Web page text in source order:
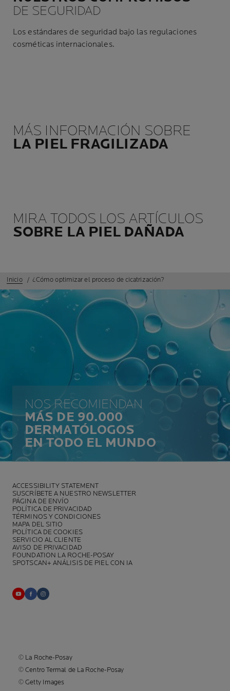
DE SEGURIDAD
Los estándares de seguridad bajo las regulaciones
cosméticas internacionales.
MÁS INFORMACIÓN SOBRE
LA PIEL FRAGILIZADA
MIRA TODOS LOS ARTÍCULOS
SOBRE LA PIEL DAÑADA
Inicio ¿Cómo optimizar el proceso de cicatrización?
NOS RECOMIENDAN
MÁS DE 90.000
DERMATÓLOGOS
EN TODO EL MUNDO
ACCESSIBILITY STATEMENT
SUSCRÍBETE A NUESTRO NEWSLETTER
PÁGINA DE ENVÍO
POLÍTICA DE PRIVACIDAD
TÉRMINOS Y CONDICIONES
MAPA DEL SITIO
POLÍTICA DE COOKIES
SERVICIO AL CLIENTE
AVISO DE PRIVACIDAD
FOUNDATION LA ROCHE-POSAY
SPOTSCAN+ ANÁLISIS DE PIEL CON IA
© La Roche-Posay
© Centro Termal de La Roche-Posay
© Getty Images